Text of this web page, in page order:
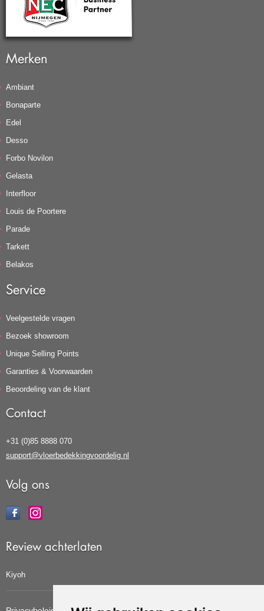
Merken
Ambiant
Bonaparte
Edel
Desso
Forbo Novilon
Gelasta
Interfloor
Louis de Poortere
Parade
Tarkett
Belakos
Service
Veelgestelde vragen
Bezoek showroom
Unique Selling Points
Garanties & Voorwaarden
Beoordeling van de klant
Contact
+31 (0)85 8888 070
support@vloerbedekkingvoordelig.nl
Volg ons
Review achterlaten
Kiyoh